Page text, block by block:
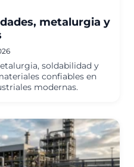
metalurgia y
soldabilidad y
confiables en
modernas.